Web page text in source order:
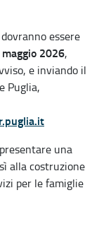
essere
2026,
e inviando il
Puglia,
una
alla costruzione
per le famiglie